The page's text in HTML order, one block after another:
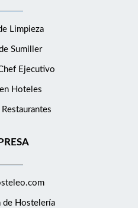
Limpieza
de Sumiller
Ejecutivo
en Hoteles
Restaurantes
de Hostelería